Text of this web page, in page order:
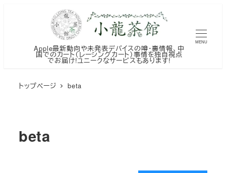
Apple最新動向や未発表デバイスの噂・裏情報、中
国でのカート（レーシングカート）事情を独自視点
でお届け!ユニークなサービスもあります!
MENU
トップページ beta
beta